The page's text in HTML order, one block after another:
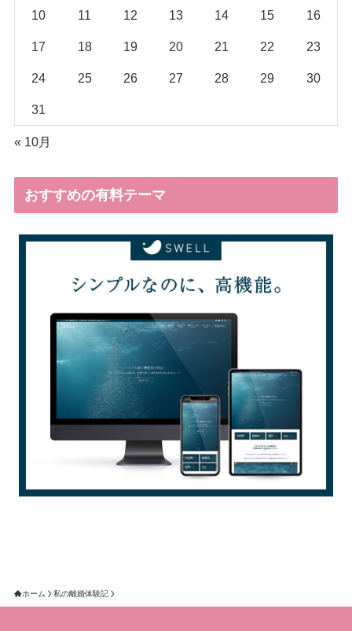
10 11 12 13 14 15 16
17 18 19 20 21 22 23
24 25 26 27 28 29 30
31
« 10月
おすすめの有料テーマ
ホーム 私の離婚体験記